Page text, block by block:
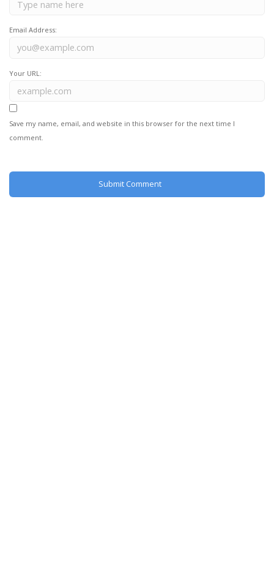
Email Address:
Your URL:
Save my name, email, and website in this browser for the next time I
comment.